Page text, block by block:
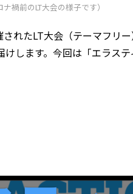
ナ禍前のLT大会の様子です）
れたLT大会（テーマフリ
します。今回は「エラステ